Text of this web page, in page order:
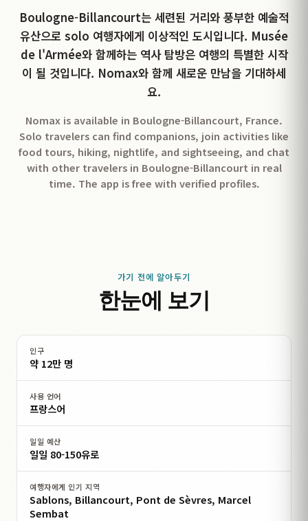
Boulogne-Billancourt는 세련된 거리와 풍부한 예술적
유산으로 solo 여행자에게 이상적인 도시입니다. Musée
de l'Armée와 함께하는 역사 탐방은 여행의 특별한 시작
이 될 것입니다. Nomax와 함께 새로운 만남을 기대하세
요.
Nomax is available in Boulogne-Billancourt, France.
Solo travelers can find companions, join activities like
food tours, hiking, nightlife, and sightseeing, and chat
with other travelers in Boulogne-Billancourt in real
time. The app is free with verified profiles.
가기 전에 알아두기
한눈에 보기
인구
약 12만 명
사용 언어
프랑스어
일일 예산
일일 80-150유로
여행자에게 인기 지역
Sablons, Billancourt, Pont de Sèvres, Marcel
Sembat